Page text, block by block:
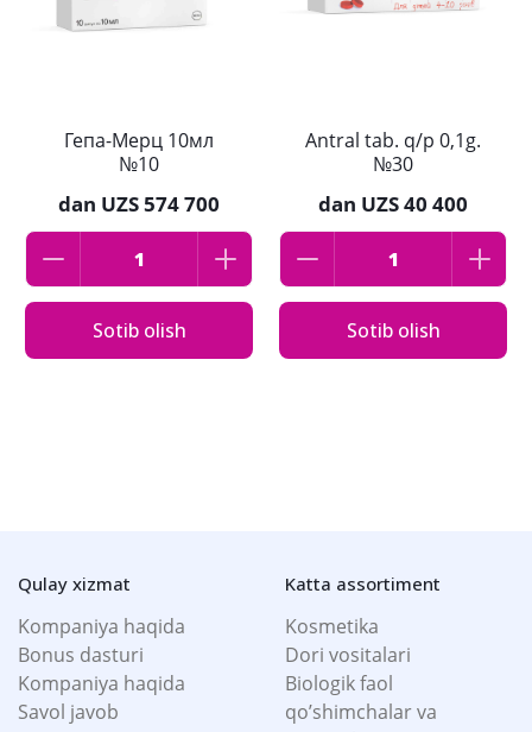
Гепа-Мерц 10мл
№10
dan UZS 574 700
Sotib olish
Antral tab. q/p 0,1g.
№30
dan UZS 40 400
Sotib olish
Qulay xizmat
Kompaniya haqida
Bonus dasturi
Kompaniya haqida
Savol javob
Katta assortiment
Kosmetika
Dori vositalari
Biologik faol
qo’shimchalar va